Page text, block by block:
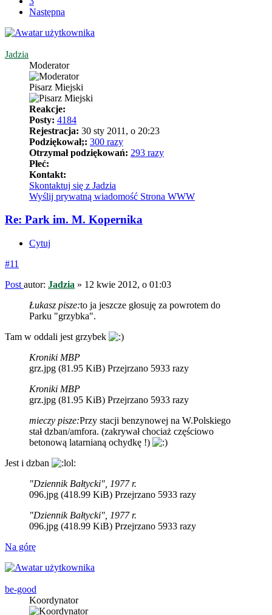
Następna
Jadzia
Moderator
Pisarz Miejski
Reakcje:
Posty: 4184
Rejestracja: 30 sty 2011, o 20:23
Podziękował;: 300 razy
Otrzymał podziękowań: 293 razy
Płeć:
Kontakt:
Skontaktuj się z Jadzia
Wyślij prywatną wiadomość Strona WWW
Re: Park im. M. Kopernika
Cytuj
#11
Post autor: Jadzia » 12 kwie 2012, o 01:03
Łukasz pisze:to ja jeszcze głosuję za powrotem do
Parku "grzybka".
Tam w oddali jest grzybek
Kroniki MBP
grz.jpg (81.95 KiB) Przejrzano 5933 razy
Kroniki MBP
grz.jpg (81.95 KiB) Przejrzano 5933 razy
mieczy pisze:Przy stacji benzynowej na W.Polskiego
stał dzban/amfora. (zakrywał chociaż częściowo
betonową latarnianą ochydkę !)
Jest i dzban
"Dziennik Bałtycki", 1977 r.
096.jpg (418.99 KiB) Przejrzano 5933 razy
"Dziennik Bałtycki", 1977 r.
096.jpg (418.99 KiB) Przejrzano 5933 razy
Na górę
be-good
Koordynator